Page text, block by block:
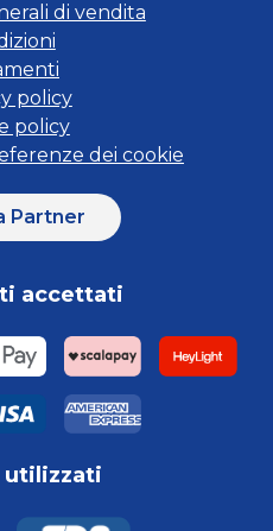
di vendita
policy
policy
dei cookie
Partner
accettati
utilizzati